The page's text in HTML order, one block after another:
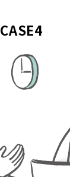
CASE4